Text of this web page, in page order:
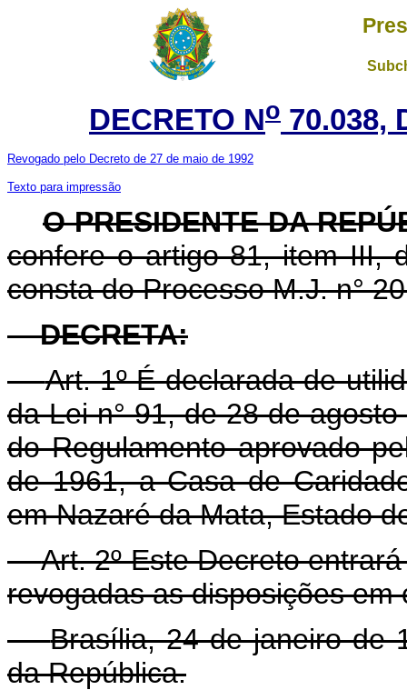
DECRETO No 70.038,
Revogado pelo Decreto de 27 de maio de 1992
Texto para impressão
O PRESIDENTE DA
confere o artigo 81, item III,
consta do Processo M.J. n°
DECRETA:
Art. 1º É declarada de
da Lei n° 91, de 28 de
do Regulamento aprovado
de 1961, a Casa de
em Nazaré da Mata, Estado
Art. 2º Este Decreto
revogadas as disposições em
Brasília, 24 de janeiro de
da República.